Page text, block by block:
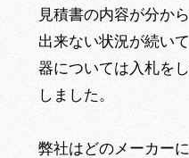
見積書の内容が分か
出来ない状況が続い
器については入札を
しました。
弊社はどのメーカー